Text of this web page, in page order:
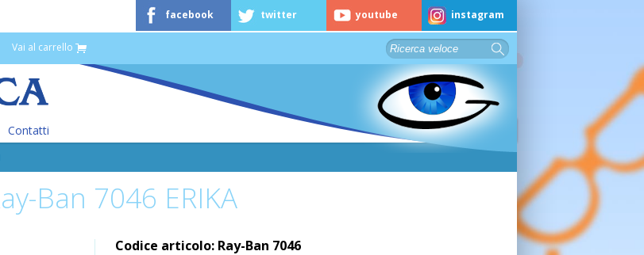
facebook twitter youtube instagram
Vai al carrello
Contatti
Ray-Ban 7046 ERIKA
Codice articolo: Ray-Ban 7046